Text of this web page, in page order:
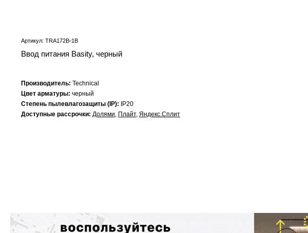
Артикул: TRA172B-1B
Ввод питания Basity, черный
Производитель: Technical
Цвет арматуры: черный
Степень пылевлагозащиты (IP):
IP20
Доступные рассрочки: Долями, Плайт, Яндекс.Сплит